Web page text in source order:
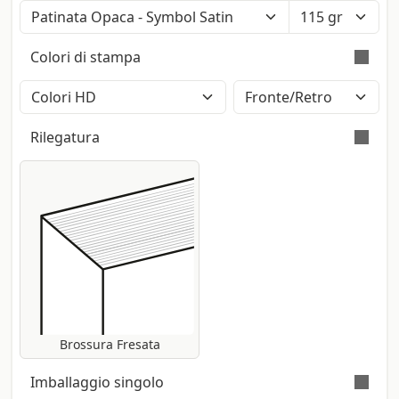
Colore: Bianco Polare (Iso: 121) - Tatto:
Liscio - Certificazione: Fsc
Superficie liscia su entrambi i lati con
finitura opaca. Produttore: Fedrigoni
Colori di stampa
Stampa a colori con metodo CMYK High
Definition (2400dpi). Eventuali pantoni
lasciati nel file saranno convertiti
automaticamente.
Rilegatura
Brossura Fresata
Nella brossura fresata la rilegatura delle
pagine avviene con la sola incollatura
laterale.
Imballaggio singolo